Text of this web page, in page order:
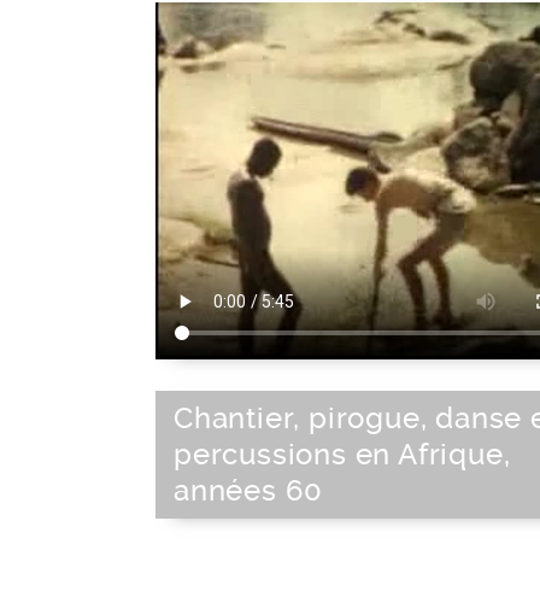
Chantier, pirogue, danse
percussions en Afrique,
années 60